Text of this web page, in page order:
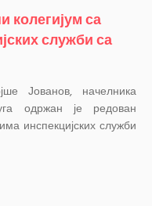
колегијум са
служби са
Јованов, начелника
одржан је редован
инспекцијских служби